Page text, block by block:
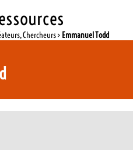
Chercheurs > Emmanuel Todd